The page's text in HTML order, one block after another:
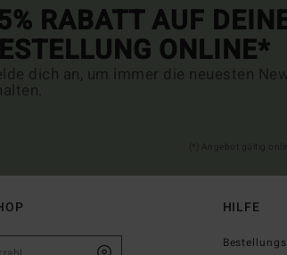
RABATT AUF
ONLINE*
dich an, um immer die neuesten
HILFE